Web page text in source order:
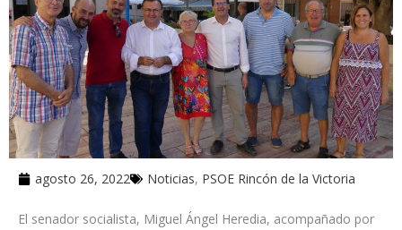
agosto 26, 2022 Noticias, PSOE Rincón de la Victoria
El senador socialista, Miguel Ángel Heredia, acompañado por